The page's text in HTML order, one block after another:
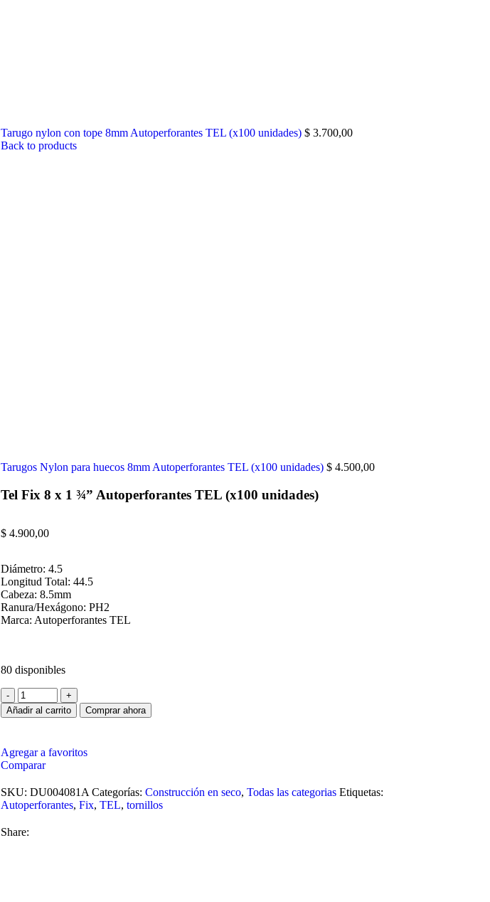
Tarugo nylon con tope 8mm Autoperforantes TEL (x100 unidades) $ 3.700,00
Back to products
Tarugos Nylon para huecos 8mm Autoperforantes TEL (x100 unidades) $ 4.500,00
Tel Fix 8 x 1 ¾” Autoperforantes TEL (x100 unidades)
$ 4.900,00
Diámetro: 4.5
Longitud Total: 44.5
Cabeza: 8.5mm
Ranura/Hexágono: PH2
Marca: Autoperforantes TEL
80 disponibles
Añadir al carrito Comprar ahora
Agregar a favoritos
Comparar
SKU: DU004081ACategorías: Construcción en seco, Todas las categorias Etiquetas:
Autoperforantes, Fix, TEL, tornillos
Share: